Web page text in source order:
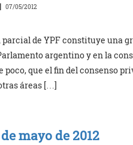
| 07/05/2012
de YPF constituye una
argentino y en la
poco, que el fin del consenso
áreas […]
mayo de 2012